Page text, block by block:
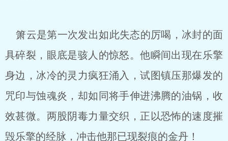
箫云是第一次发出如此失态的厉喝，冰封的面
具碎裂，眼底是骇人的惊怒。他瞬间出现在乐擎
身边，冰冷的灵力疯狂涌入，试图镇压那爆发的
咒印与蚀魂炎，却如同将手伸进沸腾的油锅，收
效甚微。两股阴毒力量交织，正以恐怖的速度摧
毁乐擎的经脉，冲击他那已现裂痕的金丹！